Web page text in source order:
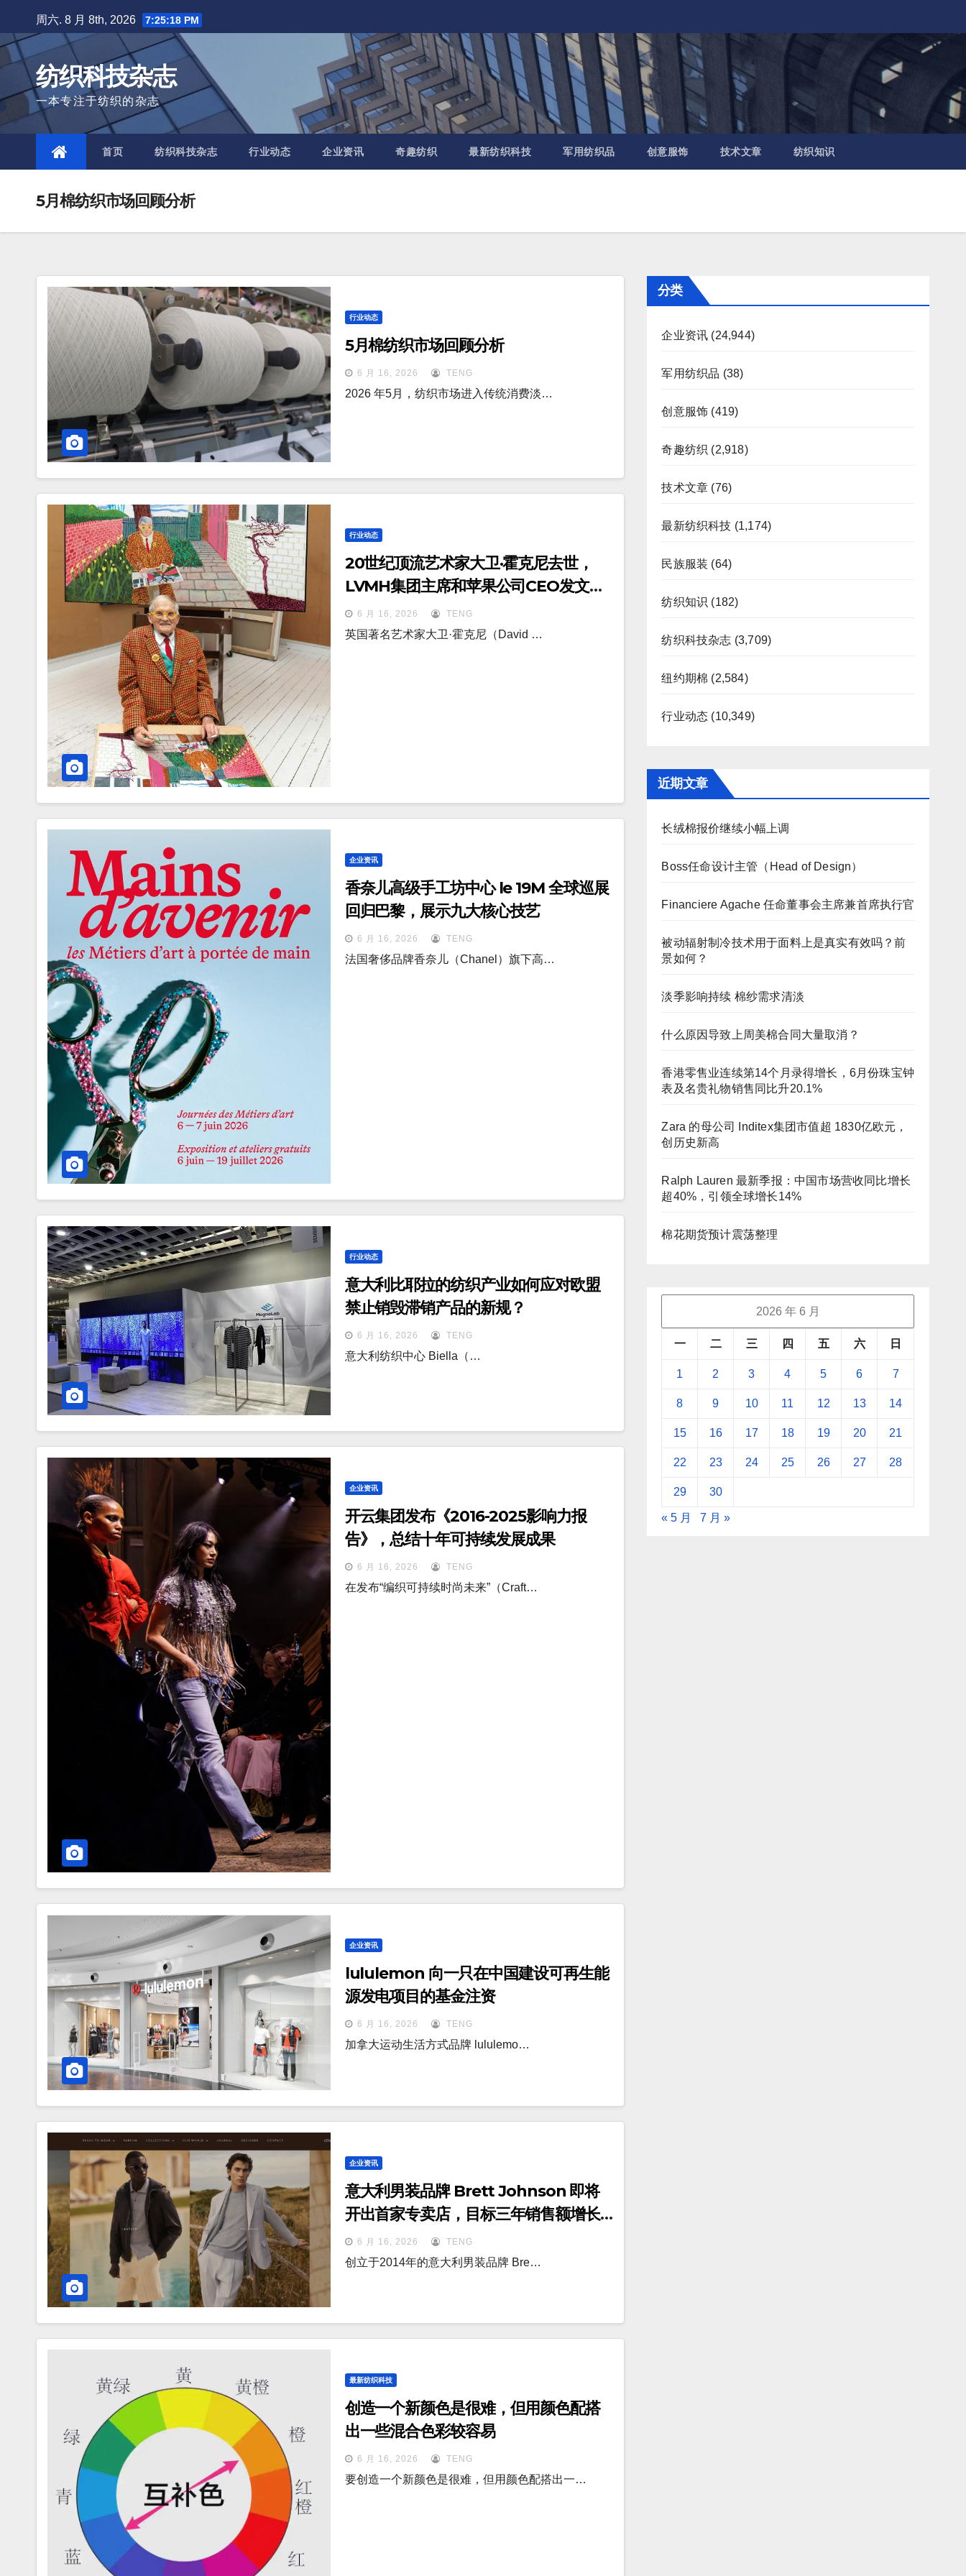
to
content
周六. 8 月 8th, 2026 7:25:19 PM
纺织科技杂志
一本专注于纺织的杂志
首页 纺织科技杂志 行业动态 企业资讯 奇趣纺织 最新纺织科技 军用纺织品 创意服饰 技术文章 纺织知识
5月棉纺织市场回顾分析
行业动态
5月棉纺织市场回顾分析
6 月 16, 2026 TENG
2026 年5月，纺织市场进入传统消费淡…
行业动态
20世纪顶流艺术家大卫·霍克尼去世，
LVMH集团主席和苹果公司CEO发文悼
念6 月 16, 2026 TENG
英国著名艺术家大卫·霍克尼（David …
企业资讯
香奈儿高级手工坊中心 le 19M 全球巡展
回归巴黎，展示九大核心技艺
6 月 16, 2026 TENG
法国奢侈品牌香奈儿（Chanel）旗下高…
行业动态
意大利比耶拉的纺织产业如何应对欧盟
禁止销毁滞销产品的新规？
6 月 16, 2026 TENG
意大利纺织中心 Biella（…
企业资讯
开云集团发布《2016-2025影响力报
告》，总结十年可持续发展成果
6 月 16, 2026 TENG
在发布“编织可持续时尚未来”（Craft…
企业资讯
lululemon 向一只在中国建设可再生能
源发电项目的基金注资
6 月 16, 2026 TENG
加拿大运动生活方式品牌 lululemo…
企业资讯
意大利男装品牌 Brett Johnson 即将
开出首家专卖店，目标三年销售额增长
两倍以上
6 月 16, 2026 TENG
创立于2014年的意大利男装品牌 Bre…
最新纺织科技
创造一个新颜色是很难，但用颜色配搭
出一些混合色彩较容易
6 月 16, 2026 TENG
要创造一个新颜色是很难，但用颜色配搭出一…
分类
企业资讯 (24,944)
军用纺织品 (38)
创意服饰 (419)
奇趣纺织 (2,918)
技术文章 (76)
最新纺织科技 (1,174)
民族服装 (64)
纺织知识 (182)
纺织科技杂志 (3,709)
纽约期棉 (2,584)
行业动态 (10,349)
近期文章
长绒棉报价继续小幅上调
Boss任命设计主管（Head of Design）
Financiere Agache 任命董事会主席兼首席执行官
被动辐射制冷技术用于面料上是真实有效吗？前
景如何？
淡季影响持续 棉纱需求清淡
什么原因导致上周美棉合同大量取消？
香港零售业连续第14个月录得增长，6月份珠宝钟
表及名贵礼物销售同比升20.1%
Zara 的母公司 Inditex集团市值超 1830亿欧元，
创历史新高
Ralph Lauren 最新季报：中国市场营收同比增长
超40%，引领全球增长14%
棉花期货预计震荡整理
2026 年 6 月
一 二 三 四 五 六 日
1 2 3 4 5 6 7
8 9 10 11 12 13 14
15 16 17 18 19 20 21
22 23 24 25 26 27 28
29 30
« 5 月 7 月 »